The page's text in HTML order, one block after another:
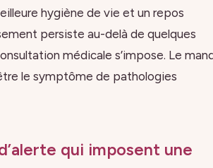
hygiène de vie et un repos
persiste au-delà de quelques
médicale s’impose. Le
le symptôme de pathologies
qui imposent une